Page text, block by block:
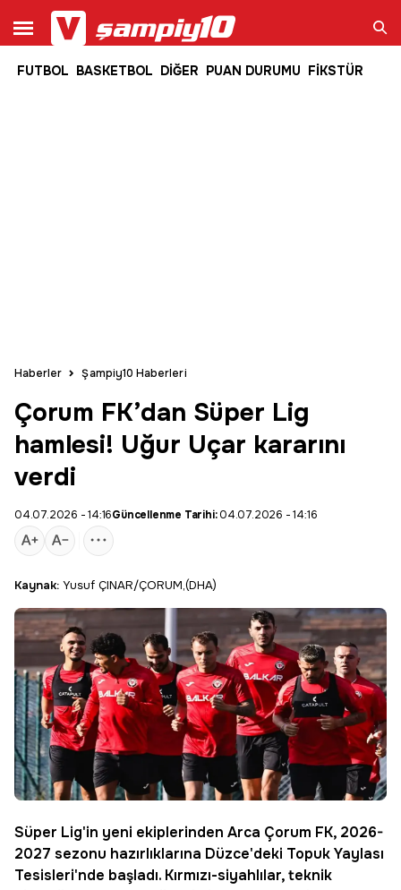
FUTBOL BASKETBOL DİĞER PUAN DURUMU FİKSTÜRAra
Haberler Şampiy10 Haberleri
Çorum FK’dan Süper Lig
hamlesi! Uğur Uçar kararını
verdi
04.07.2026 - 14:16Güncellenme Tarihi:04.07.2026 - 14:16
Kaynak: Yusuf ÇINAR/ÇORUM,(DHA)
Süper Lig'in yeni ekiplerinden Arca Çorum FK, 2026-
2027 sezonu hazırlıklarına Düzce'deki Topuk Yaylası
Tesisleri'nde başladı. Kırmızı-siyahlılar, teknik